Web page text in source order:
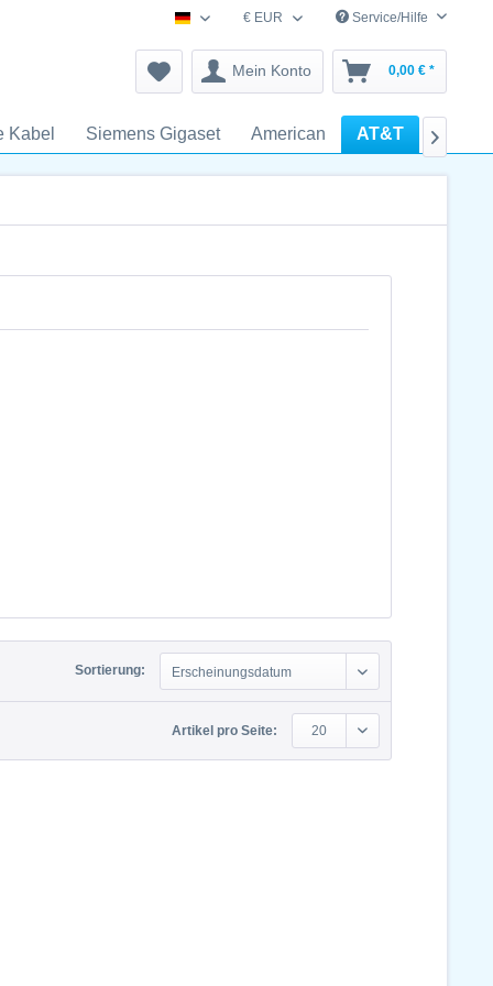
schnurlostelefon-zubehoer.de
€ EUR Service/Hilfe
Mein Konto 0,00 € *
Kabel Siemens Gigaset American AT&T V-Tech

Sortierung: Erscheinungsdatum
Artikel pro Seite: 20